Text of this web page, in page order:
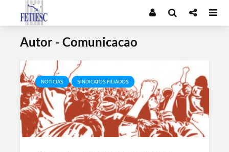
Autor - Comunicacao
NOTÍCIAS SINDICATOS FILIADOS